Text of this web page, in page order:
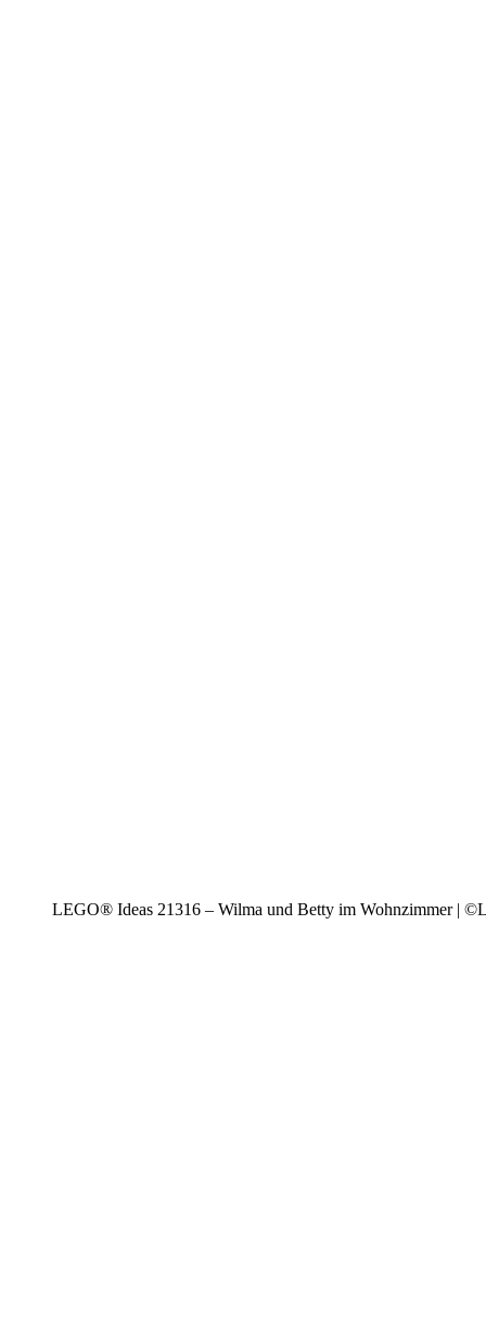
LEGO® Ideas 21316 – Wilma und Betty im Wohnzimmer |